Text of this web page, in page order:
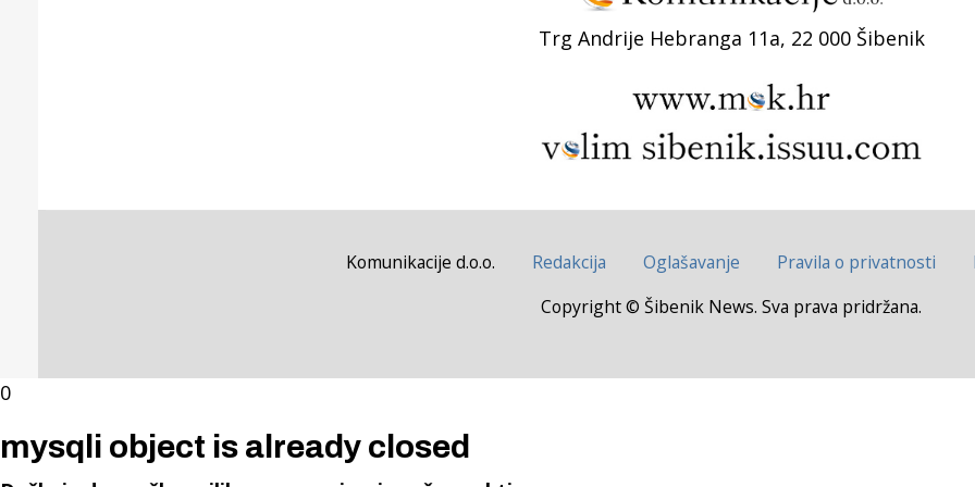
Trg Andrije Hebranga 11a, 22 000 Šibenik
Komunikacije d.o.o. Redakcija Oglašavanje Pravila o privatnosti
Copyright © Šibenik News. Sva prava pridržana.
0
mysqli object is already closed